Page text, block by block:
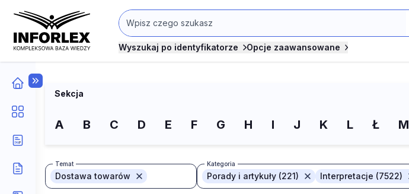
Wyszukaj po identyfikatorze Opcje zaawansowane
Sekcja
A B C D E F G H I J K L Ł M
Temat
Dostawa towarów
Kategoria
Porady i artykuły (221) Interpretacje (7522)